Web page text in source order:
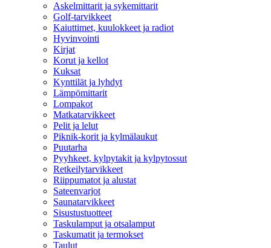
Askelmittarit ja sykemittarit
Golf-tarvikkeet
Kaiuttimet, kuulokkeet ja radiot
Hyvinvointi
Kirjat
Korut ja kellot
Kuksat
Kynttilät ja lyhdyt
Lämpömittarit
Lompakot
Matkatarvikkeet
Pelit ja lelut
Piknik-korit ja kylmälaukut
Puutarha
Pyyhkeet, kylpytakit ja kylpytossut
Retkeilytarvikkeet
Riippumatot ja alustat
Sateenvarjot
Saunatarvikkeet
Sisustustuotteet
Taskulamput ja otsalamput
Taskumatit ja termokset
Taulut